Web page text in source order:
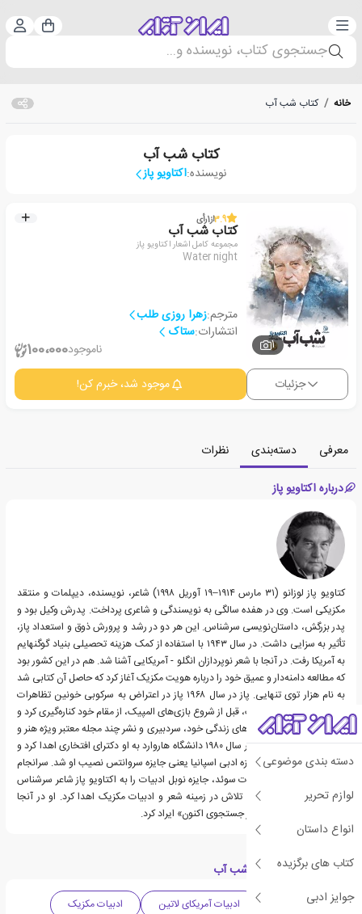
دسته‌بندی سبد
جستجوی کتاب، نویسنده و...
دسته بندی موضوعی
لوازم تحریر
انواع داستان
کتاب های برگزیده
جوایز ادبی
خانه / کتاب شب آب
کتاب شب آب
نویسنده:اکتاویو پاز
1
3.9از1رأی
کتاب شب آب
مجموعه کامل اشعار اکتاویو پاز
Water night
مترجم:زهرا روزی طلب
انتشارات:ستاک
ناموجود100،000
جزئیات موجود شد، خبرم کن!
معرفی دسته‌بندی
نظرات
درباره اکتاویو پاز
کتاویو پاز لوزانو‏ (۳۱ مارس ۱۹۱۴–۱۹ آوریل ۱۹۹۸) شاعر، نویسنده، دیپلمات و منتقد
مکزیکی است. وی در هفده سالگی به نویسندگی و شاعری پرداخت. پدرش وکیل بود و
پدر بزرگش، داستان‌نویسی سرشناس. این هر دو در رشد و پرورش ذوق و استعداد پاز،
تأثیر به سزایی داشت. در سال ۱۹۴۳ با استفاده از کمک هزینه تحصیلی بنیاد گوگنهایم
به آمریکا رفت. در آنجا با شعر نوپردازان انگلو - آمریکایی آشنا شد. هم در این کشور بود
که مطالعه دامنه‌دار و عمیق خود را درباره هویت مکزیک آغاز کرد که حاصل آن کتابی شد
به نام هزار توی تنهایی. پاز در سال ۱۹۶۸ پاز در اعتراض به سرکوبی خونین تظاهرات
آرام دانشجویان در مکزیک، قبل از شروع بازی‌های المپیک، از مقام خود کناره‌گیری کرد و
از آن پس تا واپسین سال‌های زندگی خود، سردبیری و نشر چند مجله معتبر ویژه هنر و
سیاست را عهده‌دار شد. در سال ۱۹۸۰ دانشگاه هاروارد به او دکترای افتخاری اهدا کرد و
در سال ۱۹۸۱ مهم‌ترین جایزه ادبی اسپانیا یعنی جایزه سروانتس نصیب او شد. سرانجام
در سال ۱۹۹۰ آکادمی ادبیات سوئد، جایزه نوبل ادبیات را به اکتاویو پاز شاعر سرشناس
مکزیکی به پاس نیم قرن تلاش در زمینه شعر و ادبیات مکزیک اهدا کرد. او در آنجا
سخنرانی مهمی درباره «در جستجوی اکنون» ایراد کرد.
دسته بندی های کتاب شب آب
ادبیات معاصر ادبیات آمریکای لاتین
ادبیات مکزیک